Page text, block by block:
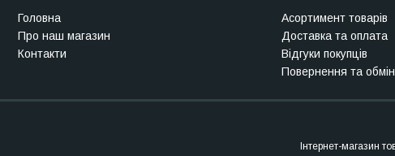
Головна
Про наш магазин
Контакти
Асортимент товарів
Доставка та оплата
Відгуки покупців
Повернення та обмін